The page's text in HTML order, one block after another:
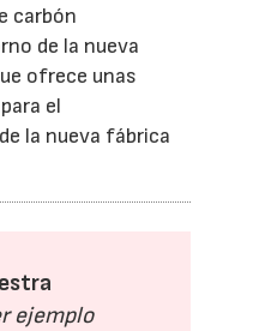
carbón
de la nueva
ofrece unas
el
la nueva fábrica
ejemplo